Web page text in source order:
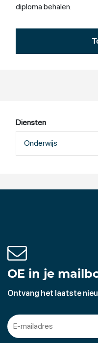
diploma behalen.
Diensten
Onderwijs
OE in je
Ontvang het laatste